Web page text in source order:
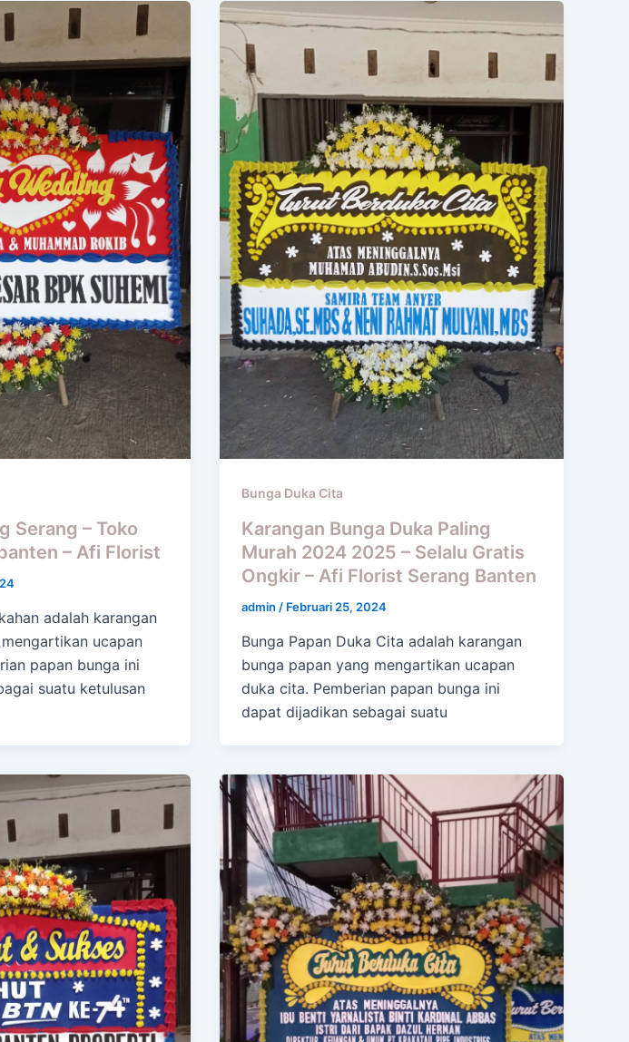
Serang – Toko
– Afi Florist
adalah karangan
ucapan
papan bunga ini
suatu ketulusan
Bunga Duka Cita
Karangan Bunga Duka Paling
Murah 2024 2025 – Selalu Gratis
Ongkir – Afi Florist Serang Banten
admin / Februari 25, 2024
Bunga Papan Duka Cita adalah karangan
bunga papan yang mengartikan ucapan
duka cita. Pemberian papan bunga ini
dapat dijadikan sebagai suatu